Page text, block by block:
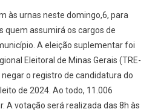
às urnas neste domingo,6, para
quem assumirá os cargos de
A eleição suplementar foi
Eleitoral de Minas Gerais (TRE-
o registro de candidatura do
de 2024. Ao todo, 11.006
A votação será realizada das 8h às